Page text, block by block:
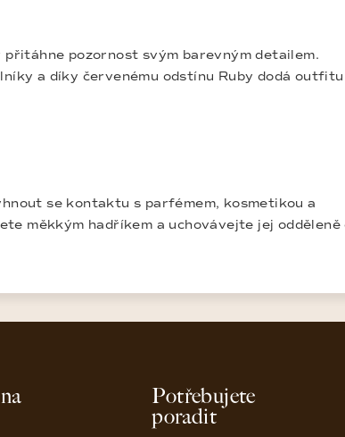
pozornost svým barevným detailem.
a díky červenému odstínu Ruby dodá outfitu
se kontaktu s parfémem, kosmetikou a
měkkým hadříkem a uchovávejte jej odděleně
Potřebujete
poradit